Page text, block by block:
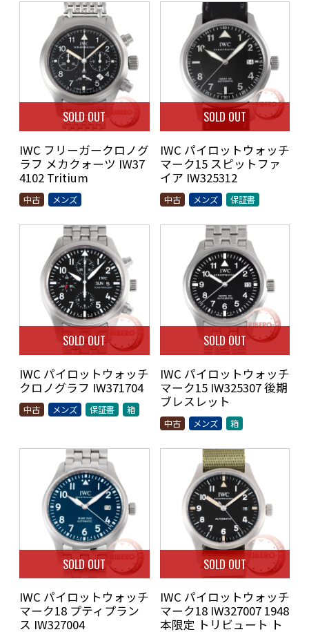
SOLD OUT
IWC フリーガークロノグ
ラフ メカクォーツ IW37
4102 Tritium
中古 メンズ
SOLD OUT
IWC パイロットウォッチ
マーク15 スピットファ
イア IW325312
中古 メンズ 保証書
SOLD OUT
IWC パイロットウォッチ
クロノグラフ IW371704
中古 メンズ 保証書 箱
SOLD OUT
IWC パイロットウォッチ
マーク15 IW325307 後期
ブレスレット
中古 メンズ 箱
SOLD OUT
IWC パイロットウォッチ
マーク18 プティプラン
ス IW327004
SOLD OUT
IWC パイロットウォッチ
マーク18 IW327007 1948
本限定 トリビュート ト